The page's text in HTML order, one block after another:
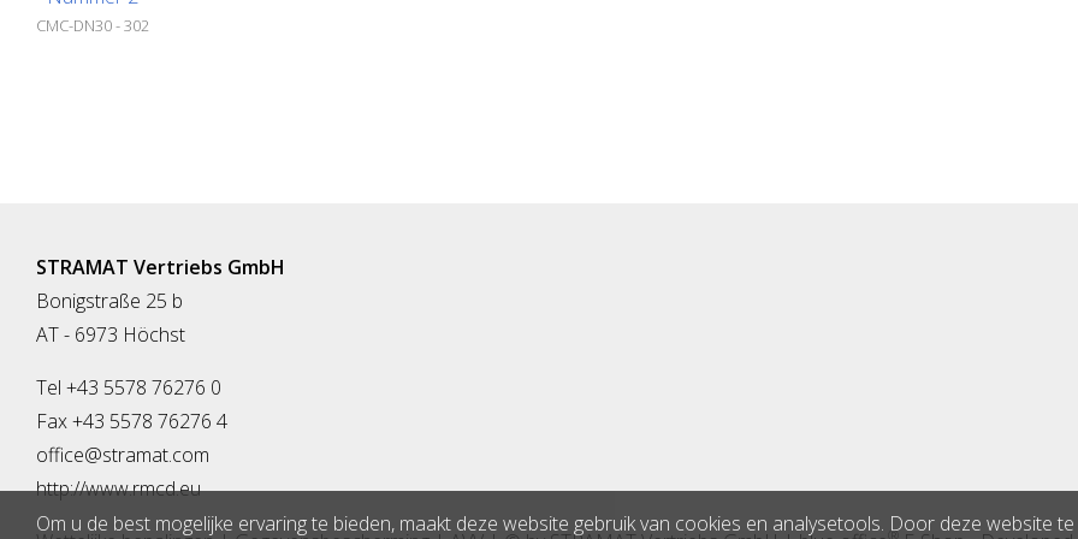
CMC-DN30 - 302
STRAMAT Vertriebs GmbH
Bonigstraße 25 b
AT - 6973 Höchst
Tel +43 5578 76276 0
Fax +43 5578 76276 4
office@stramat.com
http://www.rmcd.eu
Om u de best mogelijke ervaring te bieden, maakt deze website gebruik van cookies en analysetools. Door deze website